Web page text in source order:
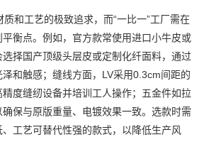
和工艺的极致追求，而“一比一”工厂需在
衡点。例如，官方款常使用进口小牛皮或
择国产顶级头层皮或定制化纤面料，通过
和触感；缝线方面，LV采用0.3cm间距的
度缝纫设备并培训工人操作；五金件如拉
保与原版重量、电镀效果一致。选款时需
工艺可替代性强的款式，以降低生产风